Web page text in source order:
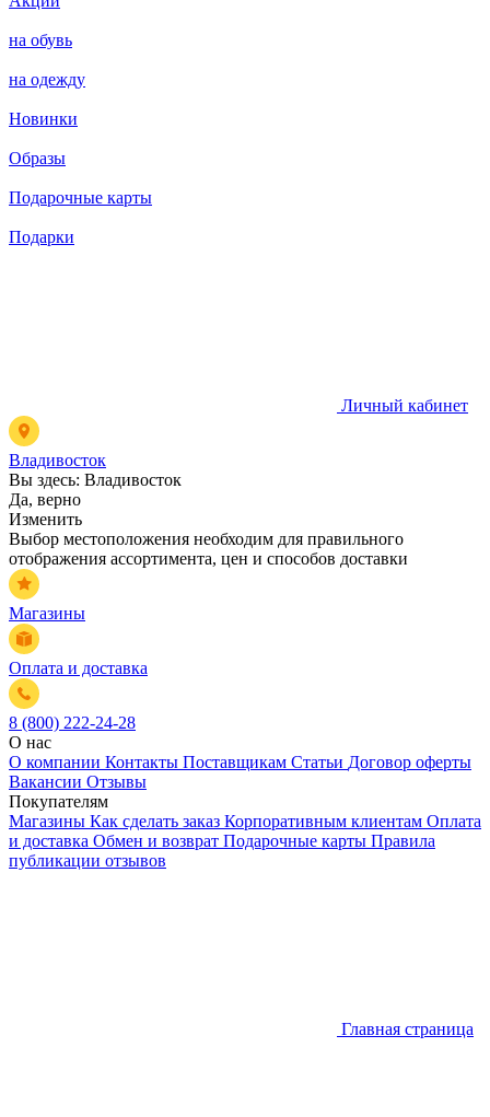
на обувь
на одежду
Новинки
Образы
Подарочные карты
Подарки
Личный кабинет
Владивосток
Вы здесь: Владивосток
Да, верно
Изменить
Выбор местоположения необходим для правильного
отображения ассортимента, цен и способов доставки
Магазины
Оплата и доставка
8 (800) 222-24-28
О нас
О компании Контакты Поставщикам Статьи Договор оферты
Вакансии Отзывы
Покупателям
Магазины Как сделать заказ Корпоративным клиентам Оплата
и доставка Обмен и возврат Подарочные карты Правила
публикации отзывов
Главная страница